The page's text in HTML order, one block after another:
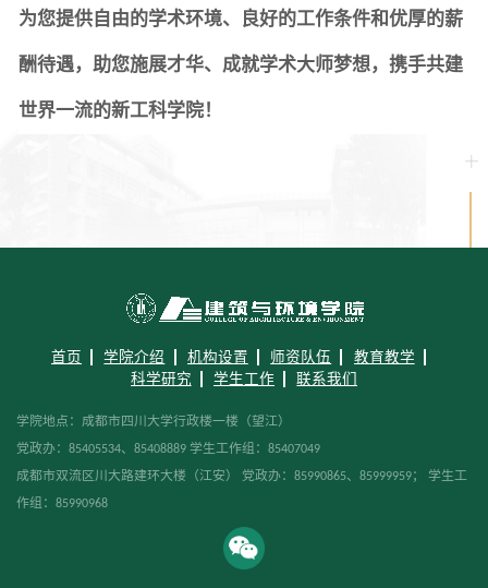
为您提供自由的学术环境、良好的工作条件和优厚的薪
酬待遇，助您施展才华、成就学术大师梦想，携手共建
世界一流的新工科学院！
首页 学院介绍 机构设置 师资队伍
教育教学
科学研究
学生工作 联系我们
学院地点：成都市四川大学行政楼一楼（望江）
党政办：85405534、85408889 学生工作组：85407049
成都市双流区川大路建环大楼（江安） 党政办：85990865、85999959； 学生工
作组：85990968